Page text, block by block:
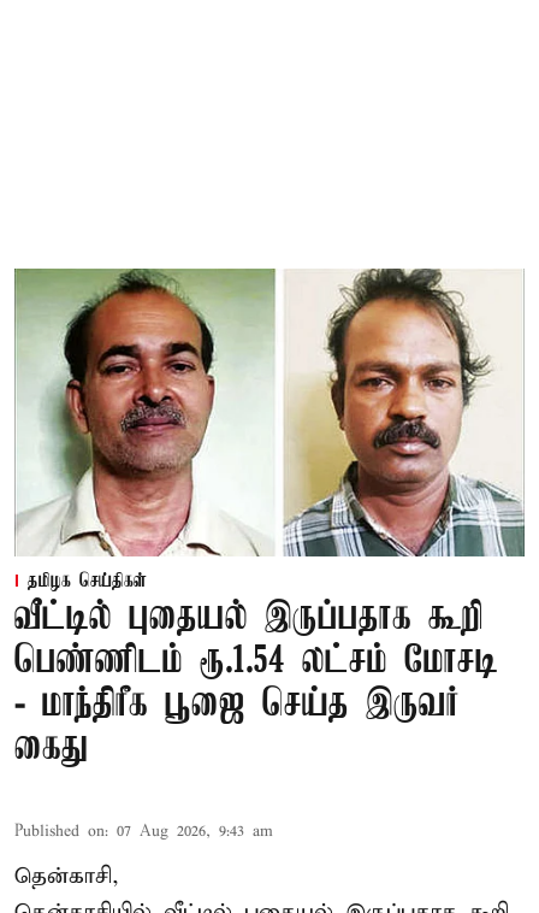
தமிழக செய்திகள்
வீட்டில் புதையல் இருப்பதாக கூறி
பெண்ணிடம் ரூ.1.54 லட்சம் மோசடி
- மாந்திரீக பூஜை செய்த இருவர்
கைது
Published on: 07 Aug 2026, 9:43 am
தென்காசி,